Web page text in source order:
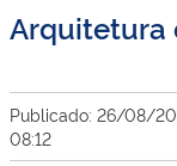
Arquitetura
Publicado: 26/08/
08:12